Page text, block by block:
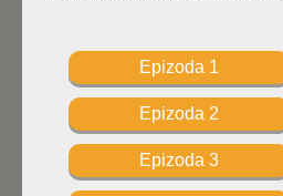
Epizoda 1
Epizoda 2
Epizoda 3